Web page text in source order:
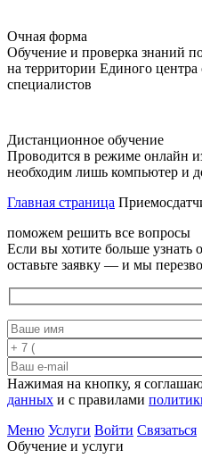
Очная форма
Обучение и проверка знаний
на территории Единого
специалистов
Дистанционное обучение
Проводится в режиме онлайн
необходим лишь компьютер и
Главная страница
поможем решить все вопросы
Если вы хотите больше узнать
оставьте заявку — и мы
Нажимая на кнопку, я
данных и с правилами
Меню Услуги Войти Связаться
Обучение и услуги